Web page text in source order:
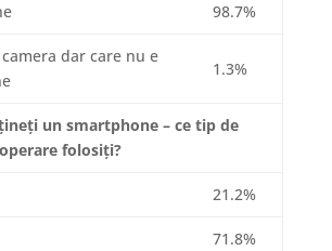
98.7%
dar care nu e
1.3%
un smartphone – ce tip de
folosiți?
21.2%
71.8%